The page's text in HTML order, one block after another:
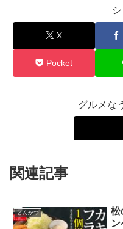
X
Pocket
グルメな
関連記事
とんかつ
松